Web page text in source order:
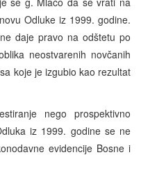
Odluke iz 1999. godine.
daje pravo na odštetu po
neostvarenih novčanih
koje je izgubio kao rezultat
nego prospektivno
iz 1999. godine se ne
evidencije Bosne i